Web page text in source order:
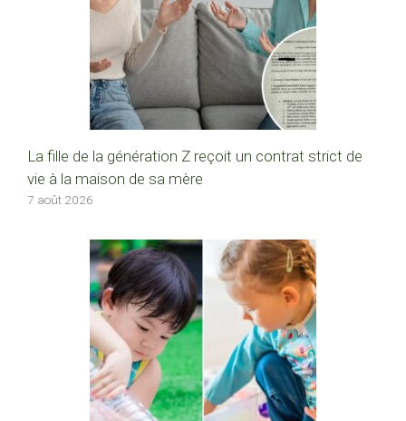
La fille de la génération Z reçoit un contrat strict de
vie à la maison de sa mère
7 août 2026